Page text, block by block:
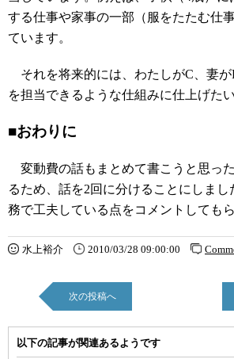
する仕事や家事の一部（服をたたむ仕
ています。
それを将来的には、わたしがC、妻が
を担当できるような仕組みに仕上げた
■おわりに
変動費の話もまとめて書こうと思っ
るため、話を2回に分けることにしま
務で工夫している点をコメントしても
水上裕介 2010/03/28 09:00:00
次の投稿へ
以下の記事が関連あるようです